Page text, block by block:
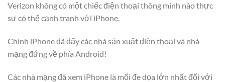
Verizon không có một chiếc điện thoại thông minh nào thực
sự có thể cạnh tranh với iPhone.
Chính iPhone đã đẩy các nhà sản xuất điện thoại và nhà
mạng đứng về phía Android!
Các nhà mạng đã xem iPhone là mối đe dọa lớn nhất đối với